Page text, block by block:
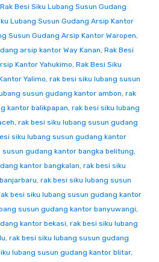
Rak Besi Siku Lubang Susun Gudang
Lubang Susun Gudang Arsip Kantor
Susun Gudang Arsip Kantor Waropen,
arsip kantor Way Kanan, Rak Besi
Kantor Yahukimo, Rak Besi Siku
Yalimo, rak besi siku lubang susun
susun gudang kantor ambon, rak
kantor balikpapan, rak besi siku lubang
, rak besi siku lubang susun gudang
siku lubang susun gudang kantor
susun gudang kantor bangka belitung,
kantor bangkalan, rak besi siku
, rak besi siku lubang susun
besi siku lubang susun gudang kantor
susun gudang kantor banyuwangi,
kantor bekasi, rak besi siku lubang
, rak besi siku lubang susun gudang
lubang susun gudang kantor blitar,